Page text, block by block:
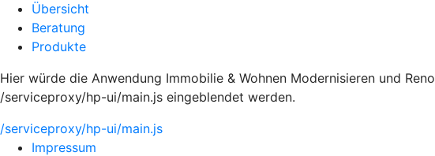
Übersicht
Beratung
Produkte
Hier würde die Anwendung Immobilie & Wohnen Modernisieren und
/serviceproxy/hp-ui/main.js eingeblendet werden.
/serviceproxy/hp-ui/main.js
Impressum